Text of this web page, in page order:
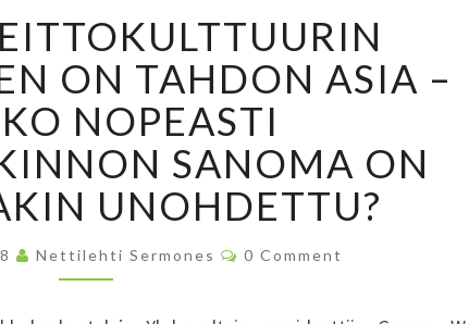
E
N
G
Ä
N
H
T
T
ON TAHDON ASIA –
NOPEASTI
SANOMA ON
UNOHDETTU?
Nettilehti Sermones
C
O
0 Comment